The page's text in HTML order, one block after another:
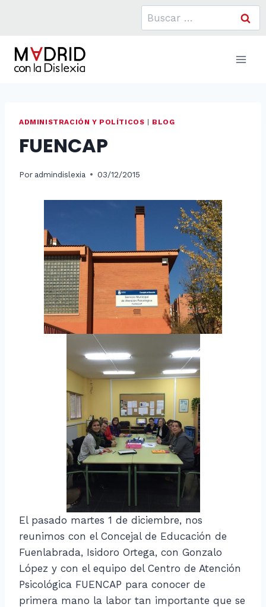
Buscar:
ADMINISTRACIÓN Y POLÍTICOS BLOG
FUENCAP
Por admindislexia 03/12/2015
El pasado martes 1 de diciembre, nos
reunimos con el Concejal de Educación de
Fuenlabrada, Isidoro Ortega, con Gonzalo
López y con el equipo del Centro de Atención
Psicológica FUENCAP para conocer de
primera mano la labor tan importante que se